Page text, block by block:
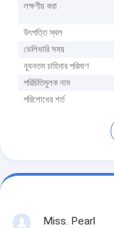
লক্ষণীয় করা
উৎপত্তি স্থল
ডেলিভারি সময়
ন্যূনতম চাহিদার পরিমাণ
পরিচিতিমুলক নাম
পরিশোধের শর্ত
Miss. Pearl